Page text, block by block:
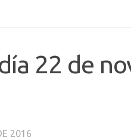
22 de
2016